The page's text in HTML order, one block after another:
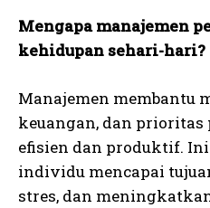
Mengapa manajemen
kehidupan sehari-hari?
Manajemen membantu
keuangan, dan prioritas
efisien dan produktif.
individu mencapai
stres, dan